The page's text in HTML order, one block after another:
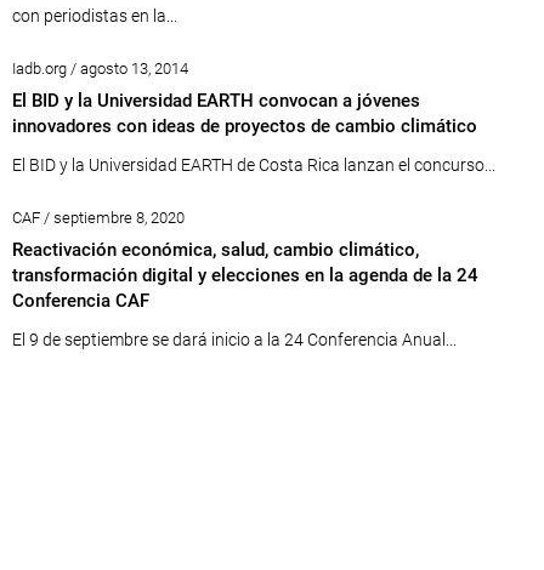
con periodistas en la...
Iadb.org / agosto 13, 2014
El BID y la Universidad EARTH convocan a jóvenes
innovadores con ideas de proyectos de cambio climático
El BID y la Universidad EARTH de Costa Rica lanzan el concurso...
CAF / septiembre 8, 2020
Reactivación económica, salud, cambio climático,
transformación digital y elecciones en la agenda de la 24
Conferencia CAF
El 9 de septiembre se dará inicio a la 24 Conferencia Anual...